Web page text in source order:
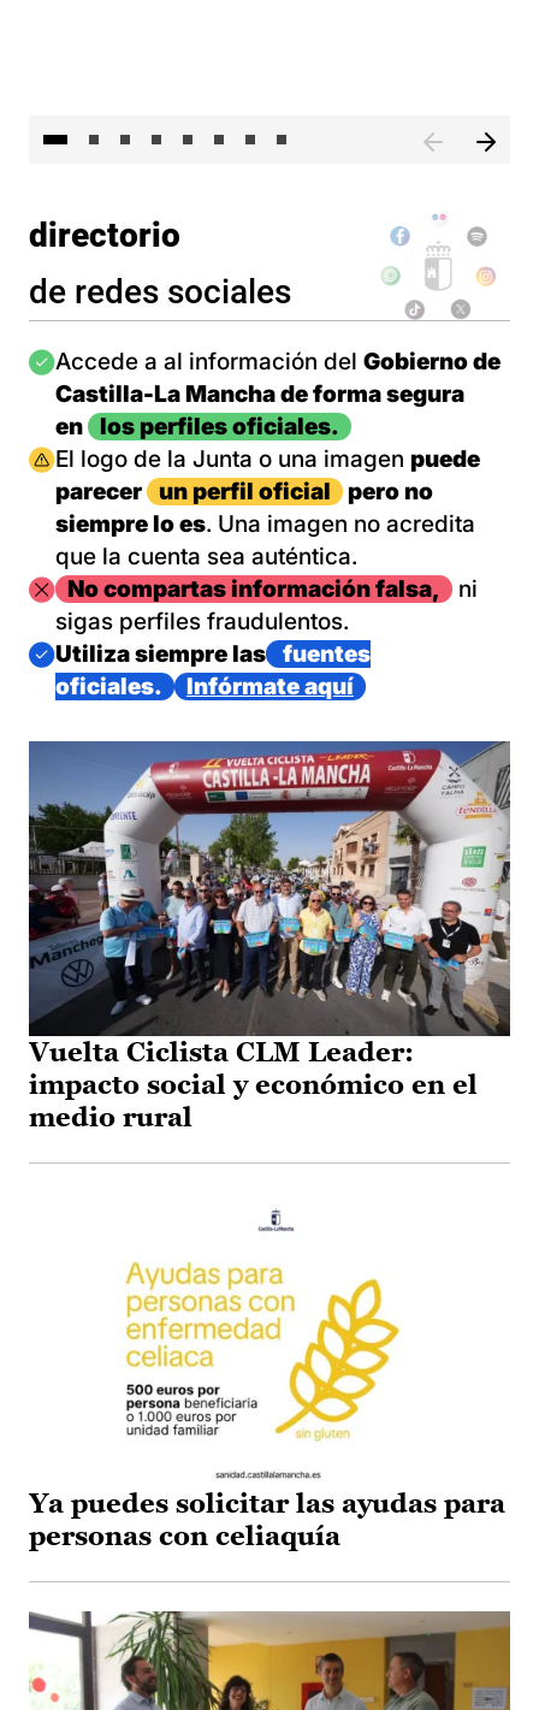
directorio
de redes sociales
Imagen
Accede a al información del Gobierno de
Castilla-La Mancha de forma segura
en
los perfiles oficiales.
Imagen
El logo de la Junta o una imagen puede
parecer
un perfil oficial
pero no
siempre lo es. Una imagen no acredita
que la cuenta sea auténtica.
ImagenNo compartas información falsa,
ni
sigas perfiles fraudulentos.
Imagen
Utiliza siempre las
fuentes
oficiales.
Infórmate aquí
Vuelta Ciclista CLM Leader:
impacto social y económico en el
medio rural
Ya puedes solicitar las ayudas para
personas con celiaquía